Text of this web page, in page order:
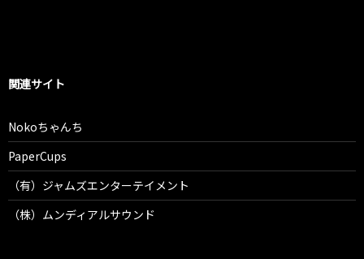
関連サイト
Nokoちゃんち
PaperCups
（有）ジャムズエンターテイメント
（株）ムンディアルサウンド